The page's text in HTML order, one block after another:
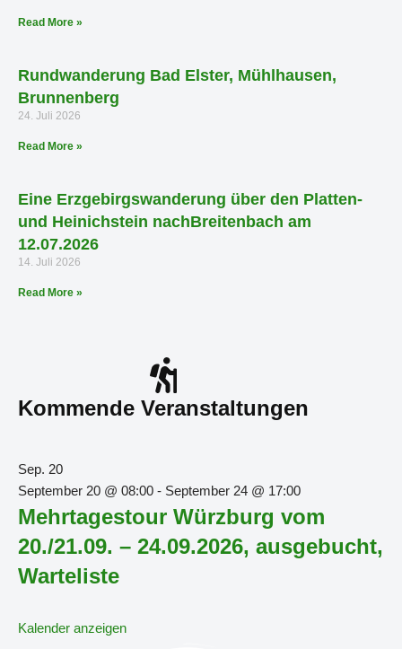
Read More »
Rundwanderung Bad Elster, Mühlhausen,
Brunnenberg
24. Juli 2026
Read More »
Eine Erzgebirgswanderung über den Platten-
und Heinichstein nachBreitenbach am
12.07.2026
14. Juli 2026
Read More »
Kommende Veranstaltungen
Sep. 20
September 20 @ 08:00 - September 24 @ 17:00
Mehrtagestour Würzburg vom
20./21.09. – 24.09.2026, ausgebucht,
Warteliste
Kalender anzeigen